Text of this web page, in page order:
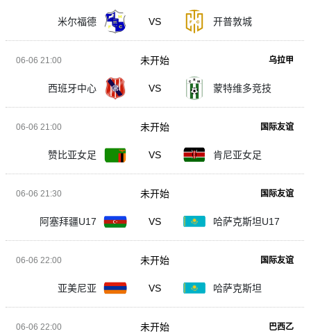
米尔福德 VS 开普敦城
06-06 21:00 乌拉甲
西班牙中心 VS 蒙特维多竞技
未开始
06-06 21:00 国际友谊
赞比亚女足 VS 肯尼亚女足
未开始
06-06 21:30 国际友谊
阿塞拜疆U17 VS 哈萨克斯坦U17
未开始
06-06 22:00 国际友谊
亚美尼亚 VS 哈萨克斯坦
未开始
06-06 22:00 巴西乙
未开始